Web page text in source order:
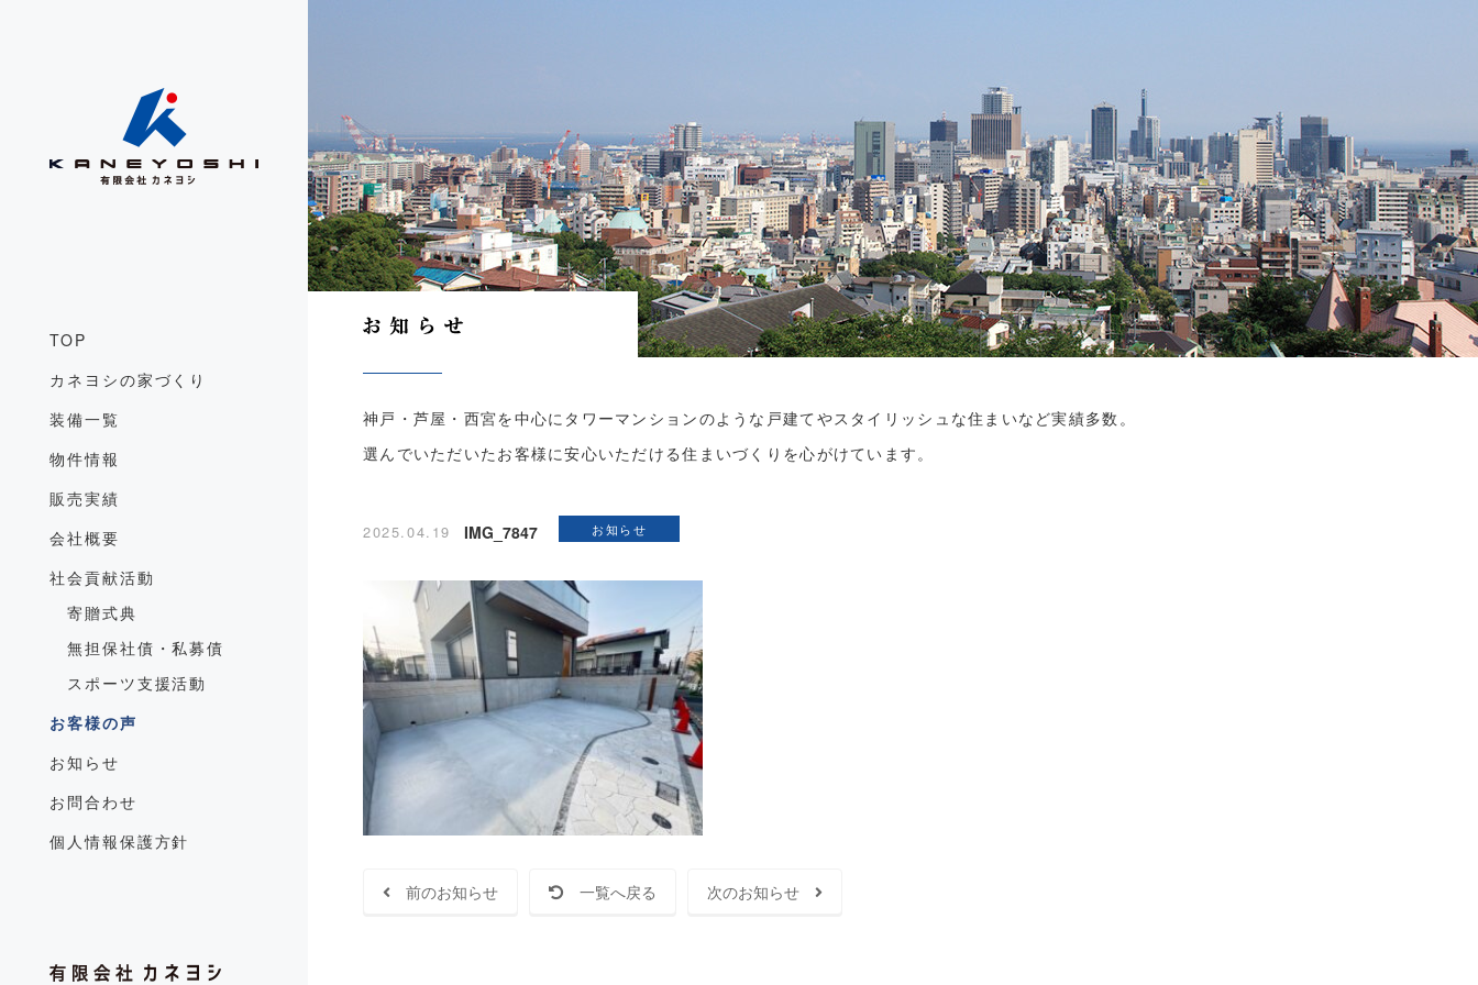
TOP
カネヨシの家づくり
装備一覧
物件情報
販売実績
会社概要
社会貢献活動
寄贈式典
無担保社債・私募債
スポーツ支援活動
お客様の声
お知らせ
お問合わせ
個人情報保護方針
神戸・芦屋・西宮を中心にタワーマンションのような戸建てやスタイリッシュな住まいなど実績多数。
選んでいただいたお客様に安心いただける住まいづくりを心がけています。
2025.04.19 IMG_7847 お知らせ
前のお知らせ 一覧へ戻る 次のお知らせ